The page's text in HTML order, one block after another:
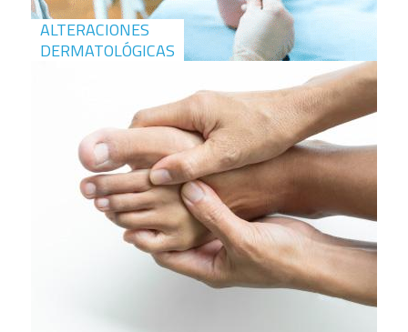
ALTERACIONES
DERMATOLÓGICAS